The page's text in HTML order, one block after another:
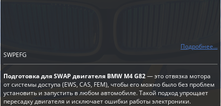
Подробнее...
SWPEFG
Подготовка для SWAP двигателя BMW M4 G82— это отвязка мотора
от системы доступа (EWS, CAS, FEM), чтобы его можно было без проблем
установить и запустить в любом автомобиле. Такой подход упрощает
пересадку двигателя и исключает ошибки работы электроники.